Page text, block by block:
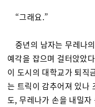
“그래요.”
중년의 남자는 무레나
예각을 잡으며 걸터앉았
이 도시의 대학교가 퇴직
는 트릭이 감추어져 있나
도, 무레나가 손을 내밀